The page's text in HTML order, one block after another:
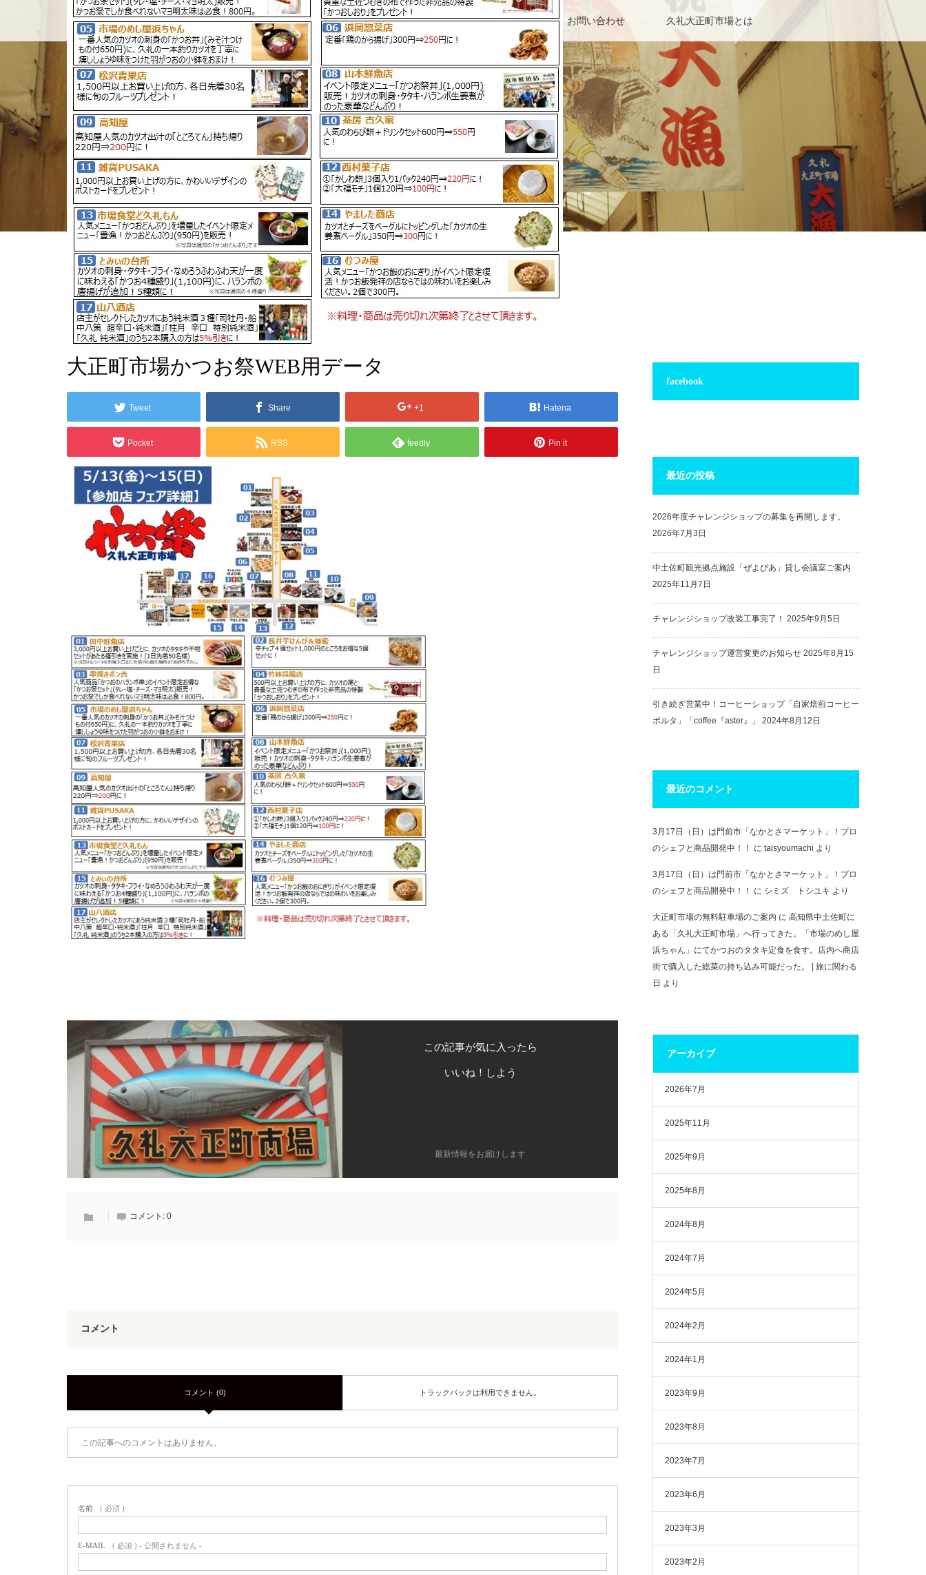
ホーム 店舗紹介 アクセス・駐車場 カツオHANDBOOK お問い合わせ 久礼大正町市場とは
BLOG
ホーム
ブログ一覧
大正町市場かつお祭WEB用データ
2022.05.4
大正町市場かつお祭WEB用データ
Tweet Share +1 Hatena
Pocket RSS feedly Pin it
この記事が気に入ったら
いいね！しよう
最新情報をお届けします
コメント: 0
コメント
コメント (0) トラックバックは利用できません。
この記事へのコメントはありません。
名前 ( 必須 )
E-MAIL ( 必須 ) - 公開されません -
facebook
最近の投稿
2026年度チャレンジショップの募集を再開します。
2026年7月3日
中土佐町観光拠点施設「ぜよぴあ」貸し会議室ご案内
2025年11月7日
チャレンジショップ改装工事完了！ 2025年9月5日
チャレンジショップ運営変更のお知らせ 2025年8月15
日
引き続ぎ営業中！コーヒーショップ「自家焙煎コーヒー
ポルタ」「coffee『aster』」
2024年8月12日
最近のコメント
3月17日（日）は門前市「なかとさマーケット」！プロ
のシェフと商品開発中！！
に taisyoumachi より
3月17日（日）は門前市「なかとさマーケット」！プロ
のシェフと商品開発中！！
に シミズ トシユキ より
大正町市場の無料駐車場のご案内 に 高知県中土佐町に
ある「久礼大正町市場」へ行ってきた。「市場のめし屋
浜ちゃん」にてかつおのタタキ定食を食す。店内へ商店
街で購入した総菜の持ち込み可能だった。 | 旅に関わる
日 より
アーカイブ
2026年7月
2025年11月
2025年9月
2025年8月
2024年8月
2024年7月
2024年5月
2024年2月
2024年1月
2023年9月
2023年8月
2023年7月
2023年6月
2023年3月
2023年2月